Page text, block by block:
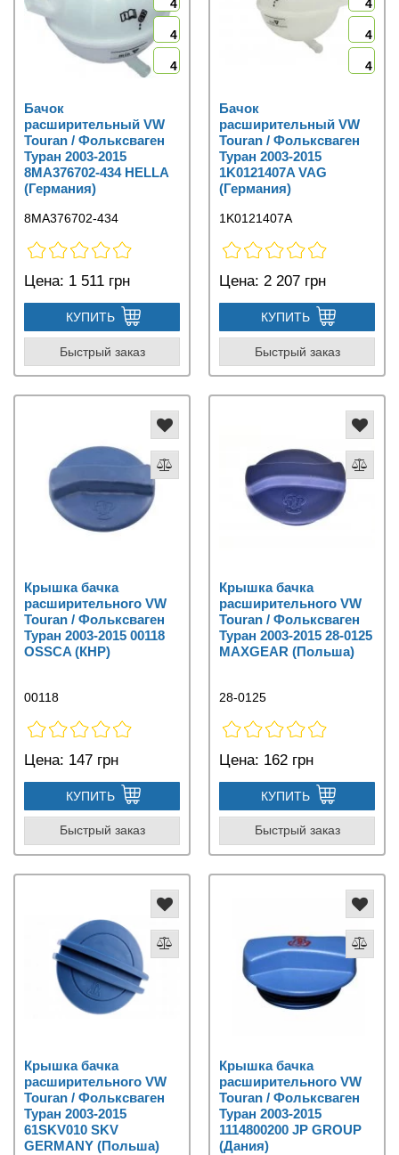
4
4
4
Бачок
расширительный VW
Touran / Фольксваген
Туран 2003-2015
8MA376702-434 HELLA
(Германия)
8MA376702-434
Цена: 1 511 грн
КУПИТЬ
Быстрый заказ
4
4
4
Бачок
расширительный VW
Touran / Фольксваген
Туран 2003-2015
1K0121407A VAG
(Германия)
1K0121407A
Цена: 2 207 грн
КУПИТЬ
Быстрый заказ
Крышка бачка
расширительного VW
Touran / Фольксваген
Туран 2003-2015 00118
OSSCA (КНР)
00118
Цена: 147 грн
КУПИТЬ
Быстрый заказ
Крышка бачка
расширительного VW
Touran / Фольксваген
Туран 2003-2015 28-0125
MAXGEAR (Польша)
28-0125
Цена: 162 грн
КУПИТЬ
Быстрый заказ
Крышка бачка
расширительного VW
Touran / Фольксваген
Туран 2003-2015
61SKV010 SKV
GERMANY (Польша)
Крышка бачка
расширительного VW
Touran / Фольксваген
Туран 2003-2015
1114800200 JP GROUP
(Дания)